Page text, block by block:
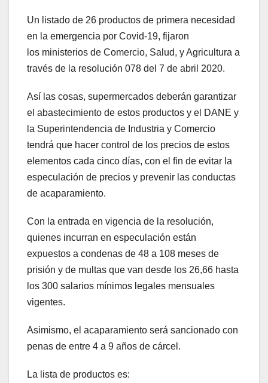
Un listado de 26 productos de primera necesidad
en la emergencia por Covid-19, fijaron
los ministerios de Comercio, Salud, y Agricultura a
través de la resolución 078 del 7 de abril 2020.
Así las cosas, supermercados deberán garantizar
el abastecimiento de estos productos y el DANE y
la Superintendencia de Industria y Comercio
tendrá que hacer control de los precios de estos
elementos cada cinco días, con el fin de evitar la
especulación de precios y prevenir las conductas
de acaparamiento.
Con la entrada en vigencia de la resolución,
quienes incurran en especulación están
expuestos a condenas de 48 a 108 meses de
prisión y de multas que van desde los 26,66 hasta
los 300 salarios mínimos legales mensuales
vigentes.
Asimismo, el acaparamiento será sancionado con
penas de entre 4 a 9 años de cárcel.
La lista de productos es: